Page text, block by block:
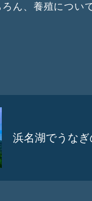
ん、養殖につい
浜名湖でうなぎ